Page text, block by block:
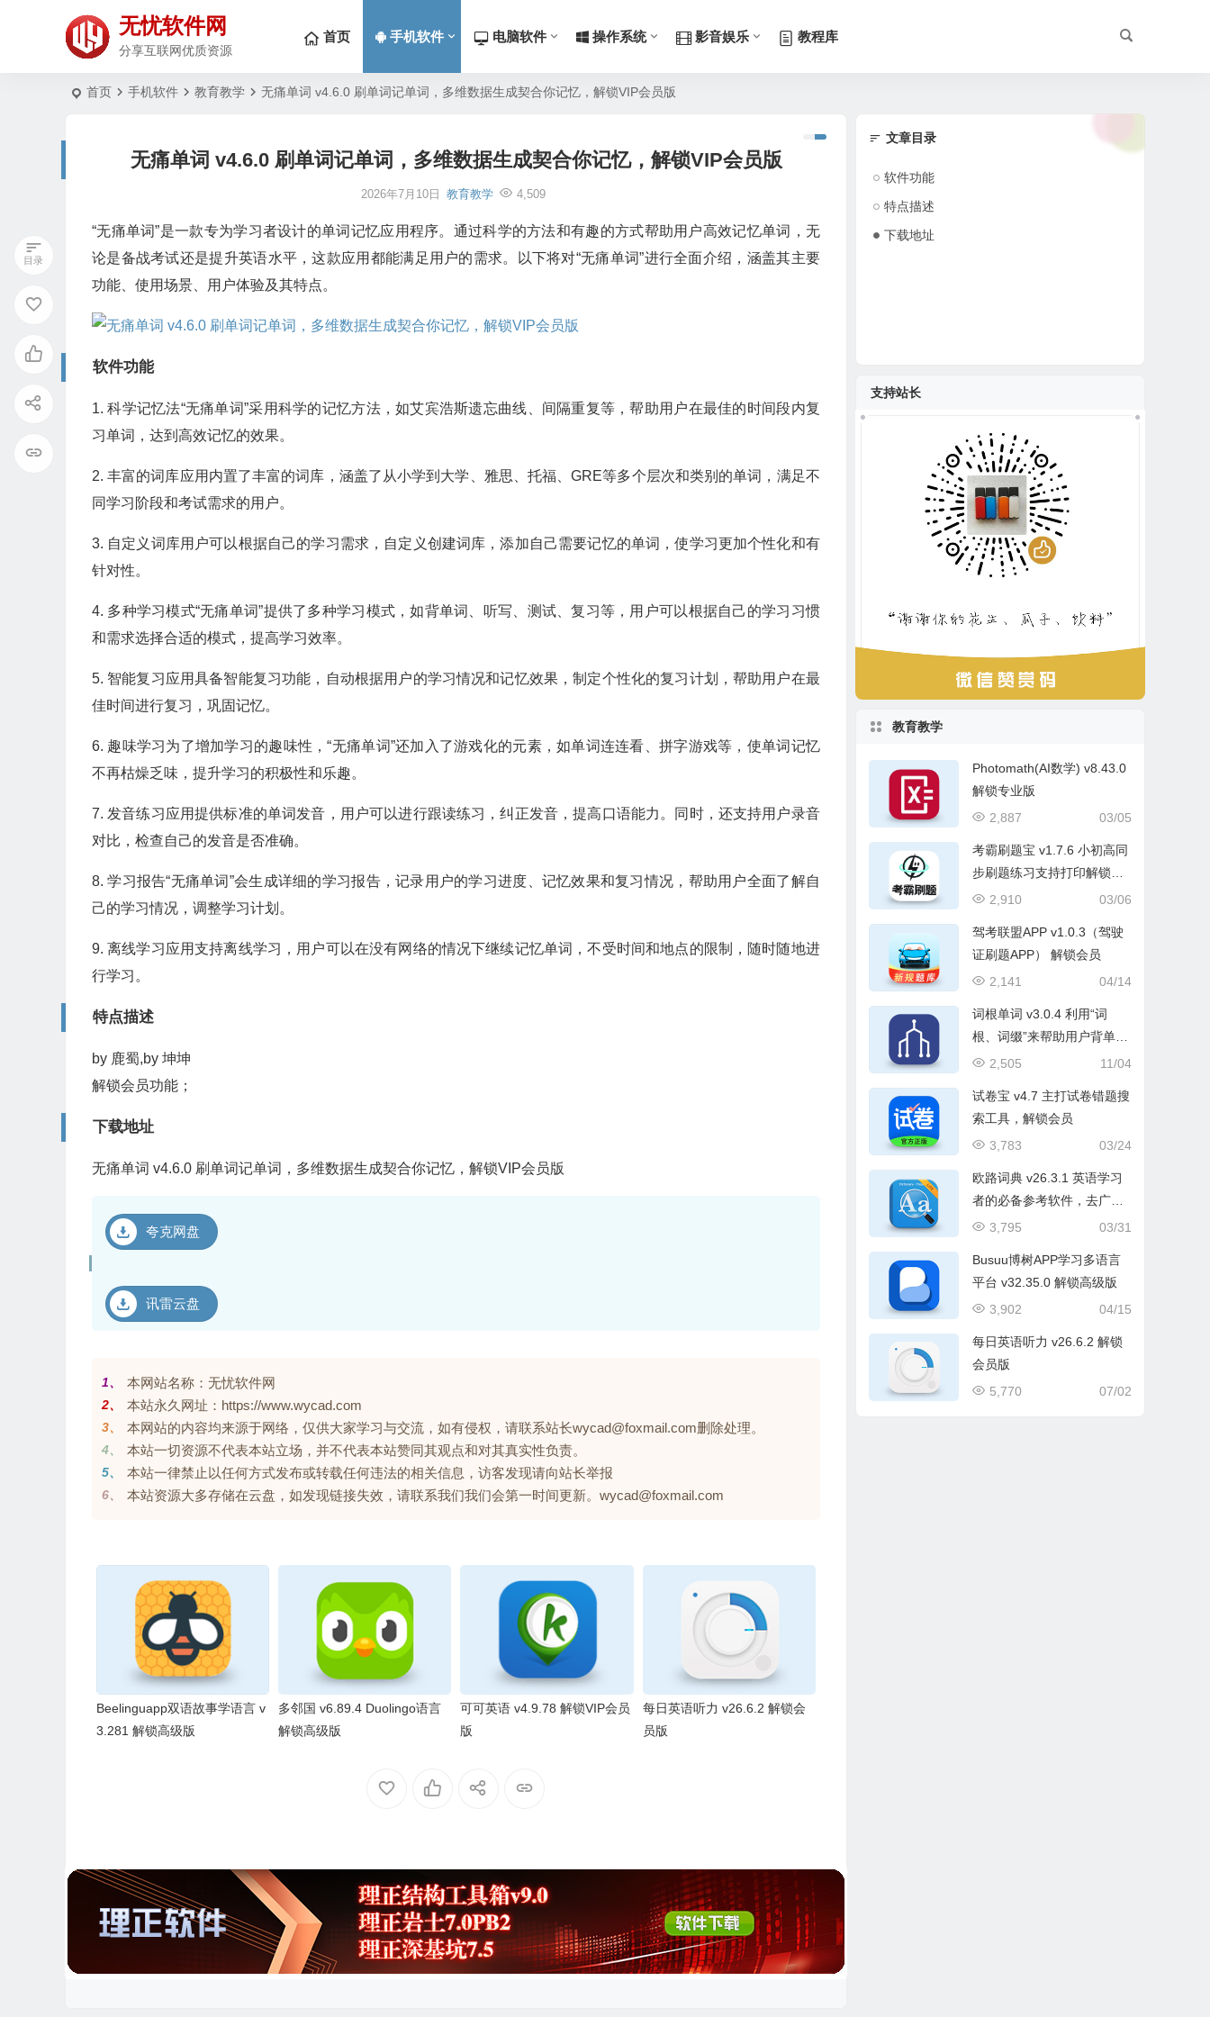
无忧软件网
分享互联网优质资源
首页 手机软件 电脑软件 操作系统 影音娱乐 教程库
首页 手机软件 教育教学 无痛单词 v4.6.0 刷单词记单词，多维数据生成契合你记忆，解锁VIP会员版
无痛单词 v4.6.0 刷单词记单词，多维数据生成契合你记忆，解锁VIP会员版
2026年7月10日 教育教学 4,509
“无痛单词”是一款专为学习者设计的单词记忆应用程序。通过科学的方法和有趣的方式帮助用户高效记忆单词，无
论是备战考试还是提升英语水平，这款应用都能满足用户的需求。以下将对“无痛单词”进行全面介绍，涵盖其主要
功能、使用场景、用户体验及其特点。
软件功能
1. 科学记忆法“无痛单词”采用科学的记忆方法，如艾宾浩斯遗忘曲线、间隔重复等，帮助用户在最佳的时间段内复
习单词，达到高效记忆的效果。
2. 丰富的词库应用内置了丰富的词库，涵盖了从小学到大学、雅思、托福、GRE等多个层次和类别的单词，满足不
同学习阶段和考试需求的用户。
3. 自定义词库用户可以根据自己的学习需求，自定义创建词库，添加自己需要记忆的单词，使学习更加个性化和有
针对性。
4. 多种学习模式“无痛单词”提供了多种学习模式，如背单词、听写、测试、复习等，用户可以根据自己的学习习惯
和需求选择合适的模式，提高学习效率。
5. 智能复习应用具备智能复习功能，自动根据用户的学习情况和记忆效果，制定个性化的复习计划，帮助用户在最
佳时间进行复习，巩固记忆。
6. 趣味学习为了增加学习的趣味性，“无痛单词”还加入了游戏化的元素，如单词连连看、拼字游戏等，使单词记忆
不再枯燥乏味，提升学习的积极性和乐趣。
7. 发音练习应用提供标准的单词发音，用户可以进行跟读练习，纠正发音，提高口语能力。同时，还支持用户录音
对比，检查自己的发音是否准确。
8. 学习报告“无痛单词”会生成详细的学习报告，记录用户的学习进度、记忆效果和复习情况，帮助用户全面了解自
己的学习情况，调整学习计划。
9. 离线学习应用支持离线学习，用户可以在没有网络的情况下继续记忆单词，不受时间和地点的限制，随时随地进
行学习。
特点描述
by 鹿蜀,by 坤坤
解锁会员功能；
下载地址
无痛单词 v4.6.0 刷单词记单词，多维数据生成契合你记忆，解锁VIP会员版
夸克网盘
讯雷云盘
1、 本网站名称：无忧软件网
2、 本站永久网址：https://www.wycad.com
3、 本网站的内容均来源于网络，仅供大家学习与交流，如有侵权，请联系站长wycad@foxmail.com删除处理。
4、 本站一切资源不代表本站立场，并不代表本站赞同其观点和对其真实性负责。
5、 本站一律禁止以任何方式发布或转载任何违法的相关信息，访客发现请向站长举报
6、 本站资源大多存储在云盘，如发现链接失效，请联系我们我们会第一时间更新。wycad@foxmail.com
Beelinguapp双语故事学语言 v
3.281 解锁高级版
多邻国 v6.89.4 Duolingo语言
解锁高级版
可可英语 v4.9.78 解锁VIP会员
版
每日英语听力 v26.6.2 解锁会
员版
文章目录
软件功能
特点描述
下载地址
支持站长
教育教学
Photomath(AI数学) v8.43.0
解锁专业版
03/05
2,887
考霸刷题宝 v1.7.6 小初高同
步刷题练习支持打印解锁VIP
会员版
03/06
2,910
驾考联盟APP v1.0.3（驾驶
证刷题APP） 解锁会员
04/14
2,141
词根单词 v3.0.4 利用“词
根、词缀”来帮助用户背单
词，解锁会员版
11/04
2,505
试卷宝 v4.7 主打试卷错题搜
索工具，解锁会员
03/24
3,783
欧路词典 v26.3.1 英语学习
者的必备参考软件，去广告
解锁版
03/31
3,795
Busuu博树APP学习多语言
平台 v32.35.0 解锁高级版
04/15
3,902
每日英语听力 v26.6.2 解锁
会员版
07/02
5,770